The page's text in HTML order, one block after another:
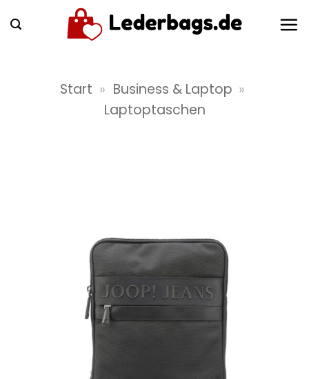
Inhalt
Start » Business & Laptop »
Laptoptaschen